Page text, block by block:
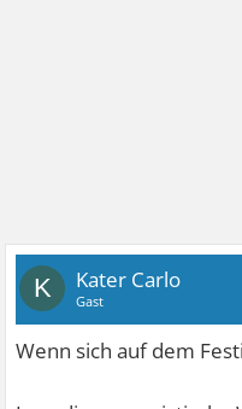
K Kater Carlo
Gast
Wenn sich auf dem